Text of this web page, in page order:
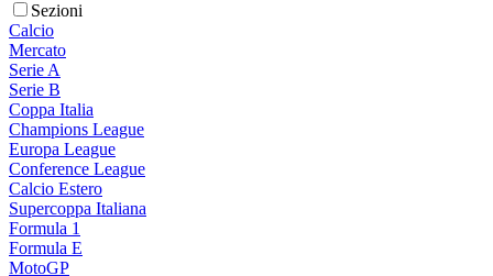
Sezioni
Calcio
Mercato
Serie A
Serie B
Coppa Italia
Champions League
Europa League
Conference League
Calcio Estero
Supercoppa Italiana
Formula 1
Formula E
MotoGP